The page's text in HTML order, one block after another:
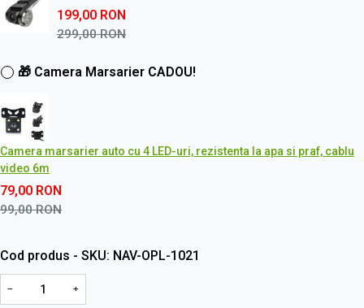
199,00 RON
299,00RON
🎁 Camera Marsarier CADOU!
Camera marsarier auto cu 4 LED-uri, rezistenta la apa si praf, cablu
video 6m
79,00 RON
99,00RON
Cod produs - SKU NAV-OPL-1021
− +